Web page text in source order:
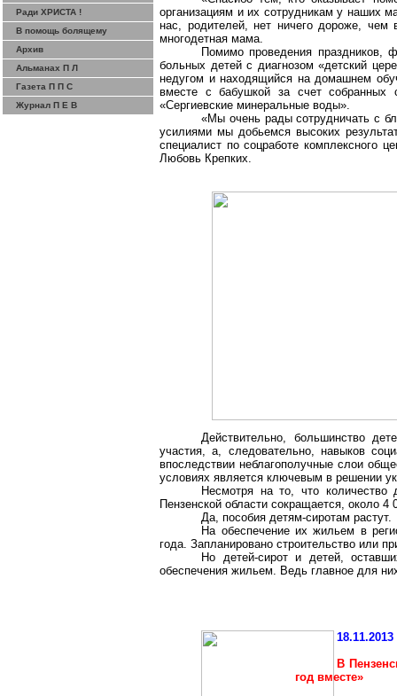
Ради ХРИСТА !
В помощь болящему
Архив
Альманах П Л
Газета П П С
Журнал П Е В
организациям и их сотрудникам у наших
нас, родителей, нет ничего дороже, чем
многодетная мама.
Помимо проведения праздников,
больных детей с диагнозом «детский
недугом и находящийся на домашнем
вместе с бабушкой за счет собранных
«Сергиевские минеральные воды».
«Мы очень рады сотрудничать с
усилиями мы добьемся высоких
специалист посоцработе комплексного
Любовь Крепких.
Действительно, большинство
участия, а, следовательно, навыков
впоследствии неблагополучные слои
условиях является ключевым в решении
Несмотря на то, что количество
Пензенской области сокращается, около
Да, пособия детям-сиротам растут.
На обеспечение их жильем в
года. Запланировано строительство или
Но детей-сирот и детей,
обеспечения жильем. Ведь главное для
18.11.2013
В
год вместе»